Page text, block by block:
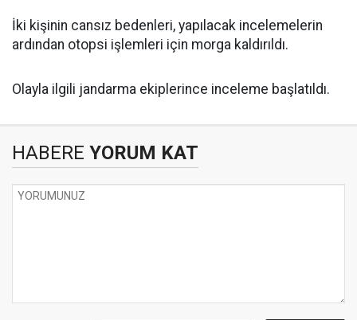
İki kişinin cansız bedenleri, yapılacak incelemelerin
ardından otopsi işlemleri için morga kaldırıldı.
Olayla ilgili jandarma ekiplerince inceleme başlatıldı.
HABERE YORUM KAT